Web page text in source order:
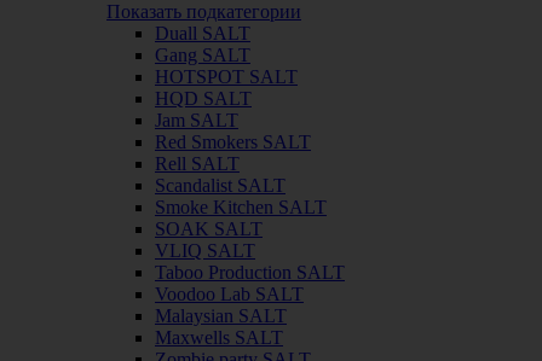
Показать подкатегории
Duall SALT
Gang SALT
HOTSPOT SALT
HQD SALT
Jam SALT
Red Smokers SALT
Rell SALT
Scandalist SALT
Smoke Kitchen SALT
SOAK SALT
VLIQ SALT
Taboo Production SALT
Voodoo Lab SALT
Malaysian SALT
Maxwells SALT